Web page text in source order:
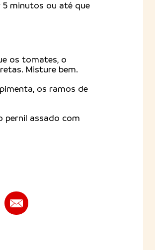
5 minutos ou até que
os tomates, o
Misture bem.
os ramos de
pernil assado com